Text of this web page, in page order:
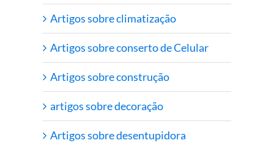
Artigos sobre climatização
Artigos sobre conserto de Celular
Artigos sobre construção
artigos sobre decoração
Artigos sobre desentupidora